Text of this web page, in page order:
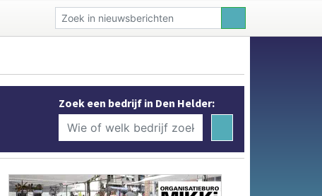
Zoek een bedrijf in Den Helder: